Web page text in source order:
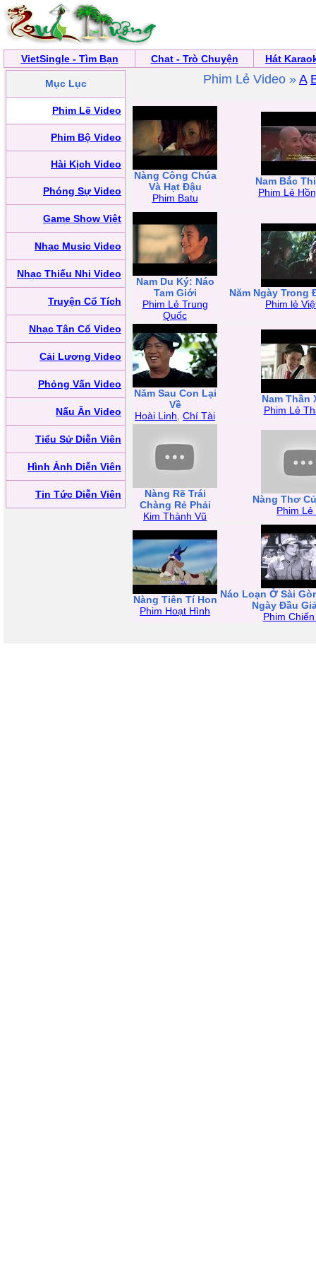
VietSingle - Tìm Bạn Chat - Trò Chuyện Hát
Mục Lục
Phim Lẽ Video
Phim Bộ Video
Hài Kịch Video
Phóng Sự Video
Game Show Việt
Nhạc Music Video
Nhạc Thiếu Nhi Video
Truyện Cổ Tích
Nhạc Tân Cổ Video
Cải Lương Video
Phỏng Vấn Video
Nấu Ăn Video
Tiểu Sử Diễn Viên
Hình Ảnh Diễn Viên
Tin Tức Diễn Viên
Phim Lẻ Video » A
Nàng Công Chúa
Và Hạt Đậu
Phim Batu
Nam Bắc
Phim Lẻ
Nam Du Ký: Náo
Tam Giới
Phim Lẻ Trung
Quốc
Năm Ngày Trong
Phim lẻ
Năm Sau Con Lại
Về
Hoài Linh Chí Tài
Nam Thần
Phim Lẻ
Nàng Rẽ Trái
Chàng Rẻ Phải
Kim Thành Vũ
Nàng Thơ
Phim Lẻ
Nàng Tiên Tí Hon
Phim Hoạt Hình
Náo Loạn Ở Sài
Ngày Đầu
Phim